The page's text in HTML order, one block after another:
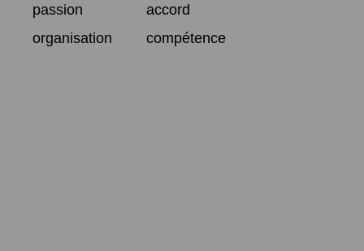
passion
accord
organisation
compétence